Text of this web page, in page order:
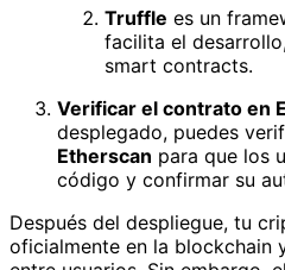
Truffle es un
facilita el
smart contracts.
Verificar el contrato en
desplegado, puedes
Etherscan para que los
código y confirmar su
Después del despliegue, tu
oficialmente en la blockchain